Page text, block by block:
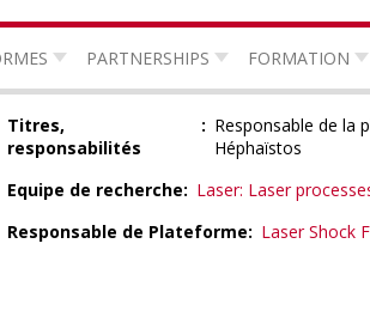
PARTNERSHIPS FORMATION
Titres,
responsabilités
Responsable de la
Héphaïstos
Equipe de recherche
Laser: Laser
Responsable de Plateforme
Laser Shock